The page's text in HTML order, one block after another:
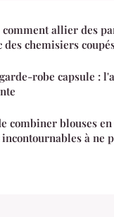
allier des
des chemisiers
robe capsule :
combiner blouses en
incontournables à ne